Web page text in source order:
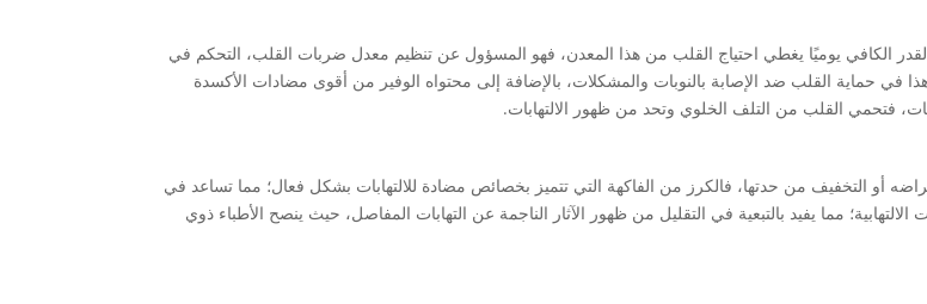
الكافي يوميًا يغطي احتياج القلب من هذا المعدن، فهو المسؤول عن تنظيم معدل ضربات القلب، التحكم في
القلب ضد الإصابة بالنوبات والمشكلات، بالإضافة إلى محتواه الوفير من أقوى مضادات الأكسدة
فتحمي القلب من التلف الخلوي وتحد من ظهور الالتهابات.
أو التخفيف من حدتها، فالكرز من الفاكهة التي تتميز بخصائص مضادة للالتهابات بشكل فعال؛ مما تساعد في
مما يفيد بالتبعية في التقليل من ظهور الآثار الناجمة عن التهابات المفاصل، حيث ينصح الأطباء ذوي